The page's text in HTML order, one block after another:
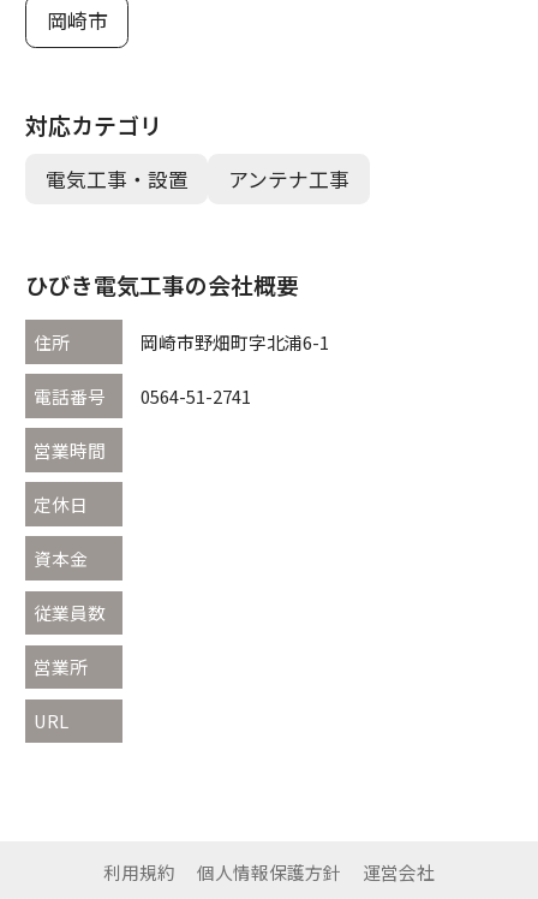
岡崎市
対応カテゴリ
電気工事・設置 アンテナ工事
ひびき電気工事の会社概要
住所 岡崎市野畑町字北浦6-1
電話番号 0564-51-2741
営業時間
定休日
資本金
従業員数
営業所
URL
利用規約 個人情報保護方針 運営会社